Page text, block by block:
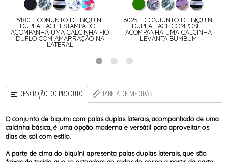
5180 - CONUNTO DE BIQUINI
DUPLA FACE ESTAMPADO -
ACOMPANHA UMA CALCINHA FIO
DUPLO COM AMARRAÇÃO NA
LATERAL
6025 - CONJUNTO DE BIQUINI
DUPLA FACE COMPOSE -
ACOMPANHA UMA CALCINHA
LEVANTA BUMBUM
DESCRIÇÃO DO PRODUTO TABELA DE MEDIDAS
O conjunto de biquíni com palas duplas laterais, acompanhado de uma
calcinha básica, é uma opção moderna e versátil para aproveitar os
dias de sol com estilo.
A parte de cima do biquíni apresenta palas duplas laterais, que são